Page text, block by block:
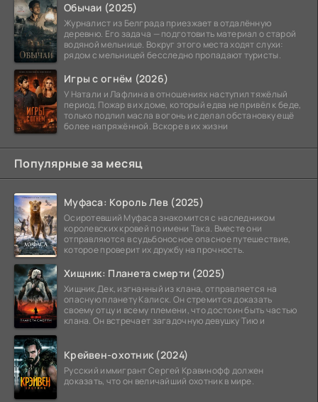
Обычаи (2025)
Журналист из Белграда приезжает в отдалённую
деревню. Его задача — подготовить материал о старой
водяной мельнице. Вокруг этого места ходят слухи:
рядом с мельницей бесследно пропадают туристы.
Игры с огнём (2026)
У Натали и Лафлина в отношениях наступил тяжёлый
период. Пожар в их доме, который едва не привёл к беде,
только подлил масла в огонь и сделал обстановку ещё
более напряжённой. Вскоре в их жизни
Популярные за месяц
Муфаса: Король Лев (2025)
Осиротевший Муфаса знакомится с наследником
королевских кровей по имени Така. Вместе они
отправляются в судьбоносное опасное путешествие,
которое проверит их дружбу на прочность.
Хищник: Планета смерти (2025)
Хищник Дек, изгнанный из клана, отправляется на
опасную планету Калиск. Он стремится доказать
своему отцу и всему племени, что достоин быть частью
клана. Он встречает загадочную девушку Тию и
Крейвен-охотник (2024)
Русский иммигрант Сергей Кравинофф должен
доказать, что он величайший охотник в мире.